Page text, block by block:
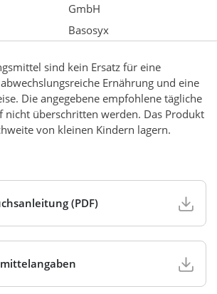
GmbH
Basosyx
sind kein Ersatz für eine
Ernährung und eine
Die angegebene empfohlene tägliche
nicht überschritten werden. Das Produkt
von kleinen Kindern lagern.
(PDF)